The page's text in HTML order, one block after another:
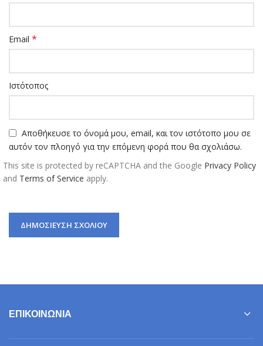
Email *
Ιστότοπος
Αποθήκευσε το όνομά μου, email, και τον ιστότοπο μου σε
αυτόν τον πλοηγό για την επόμενη φορά που θα σχολιάσω.
This site is protected by reCAPTCHA and the Google Privacy Policy
and Terms of Service apply.
ΕΠΙΚΟΙΝΩΝΊΑ